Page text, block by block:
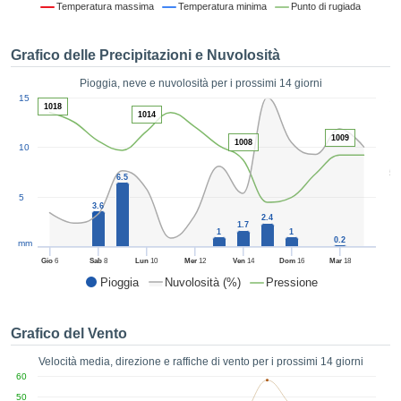
simili,
per
senza
clic sul
ACCETTA
CONTINUA
IMPOSTAZIONI
Temperatura massima Temperatura minima Punto di rugiada
Grafico delle Precipitazioni e Nuvolosità
Pioggia, neve e nuvolosità per i prossimi 14 giorni
Pioggia Nuvolosità (%) Pressione
50
Gio 6 Sab8 Lun 10 Mer12 Ven14 Dom16 Mar18
5
10
15
mm
3.6
6.5
1
1.7
2.4
1
0.2
1018
1014
1008 1009
Grafico del Vento
Velocità media, direzione e raffiche di vento per i prossimi 14 giorni
50
60